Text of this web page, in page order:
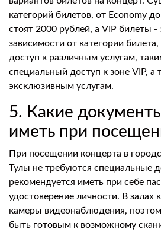
категорий билетов, от Economy
стоят 2000 рублей, а VIP билеты
зависимости от категории
доступ к различным услугам,
специальный доступ к зоне VIP, а
эксклюзивным услугам.
5. Какие
иметь при
При посещении концерта в
Тулы не требуются специальные
рекомендуется иметь при себе
удостоверение личности. В залах
камеры видеонаблюдения,
быть готовым к возможному